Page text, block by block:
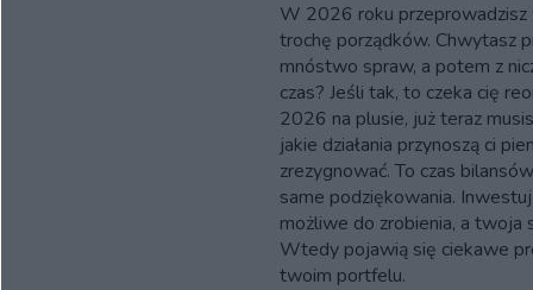
W 2026 roku
trochę porządków. Chwytasz
mnóstwo spraw, a potem z
czas? Jeśli tak, to czeka cię
2026 na plusie, już teraz
jakie działania przynoszą ci
zrezygnować. To czas
same podziękowania.
możliwe do zrobienia, a twoja
Wtedy pojawią się ciekawe
twoim portfelu.